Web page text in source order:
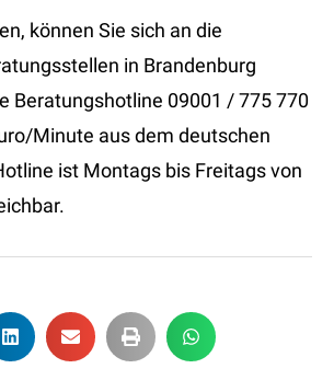
können Sie sich an die
in Brandenburg
Beratungshotline 09001 / 775 770
Minute aus dem deutschen
ist Montags bis Freitags von